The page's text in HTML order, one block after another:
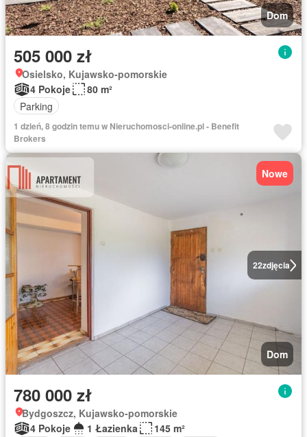
Dom
505 000 zł
Osielsko, Kujawsko-pomorskie
4 Pokoje
80 m²
Parking
1 dzień, 8 godzin temu w Nieruchomosci-online.pl - Benefit
Brokers
22zdjęcia
Nowe
Dom
780 000 zł
Bydgoszcz, Kujawsko-pomorskie
4 Pokoje
1 Łazienka
145 m²